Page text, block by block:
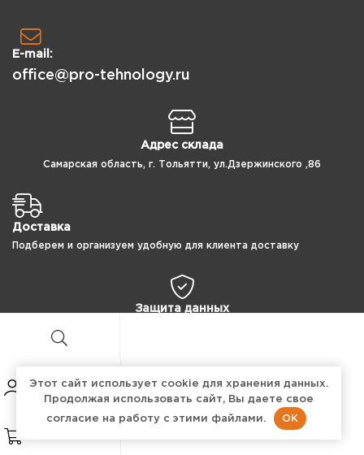
E-mail:
office@pro-tehnology.ru
Адрес склада
Самарская область, г. Тольятти, ул.Дзержинского ,86
Доставка
Подберем и организуем удобную для клиента доставку
Защита данных
Copyright © 2024 ПроТехнология
Этот сайт использует cookie для хранения данных.
Продолжая использовать сайт, Вы даете свое
согласие на работу с этими файлами. OK